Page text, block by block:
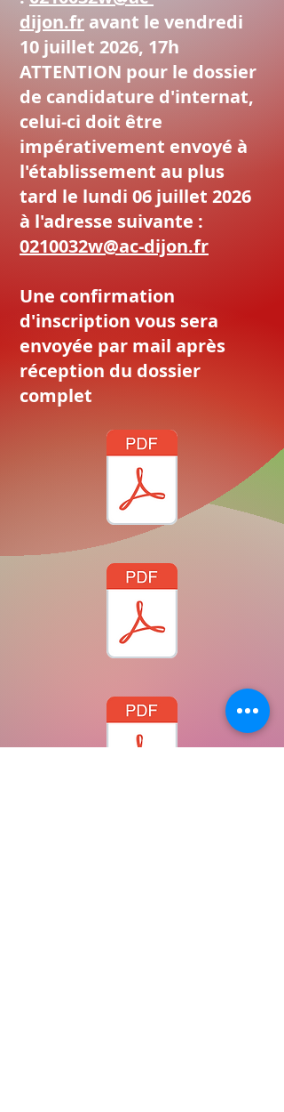
dijon.fr avant le vendredi
10 juillet 2026, 17h
ATTENTION pour le dossier
de candidature d'internat,
celui-ci doit être
impérativement envoyé à
l'établissement au plus
tard le lundi 06 juillet 2026
à l'adresse suivante :
0210032w@ac-dijon.fr
Une confirmation
d'inscription vous sera
envoyée par mail après
réception du dossier
complet